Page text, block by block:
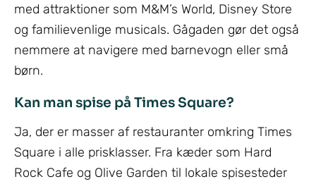
med attraktioner som M&M’s World, Disney Store
og familievenlige musicals. Gågaden gør det også
nemmere at navigere med barnevogn eller små
børn.
Kan man spise på Times Square?
Ja, der er masser af restauranter omkring Times
Square i alle prisklasser. Fra kæder som Hard
Rock Cafe og Olive Garden til lokale spisesteder